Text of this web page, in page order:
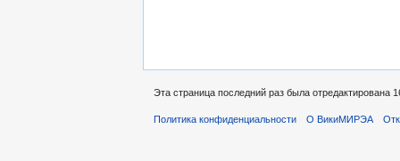
Эта страница последний раз была отредактирована
Политика конфиденциальности О ВикиМИРЭА